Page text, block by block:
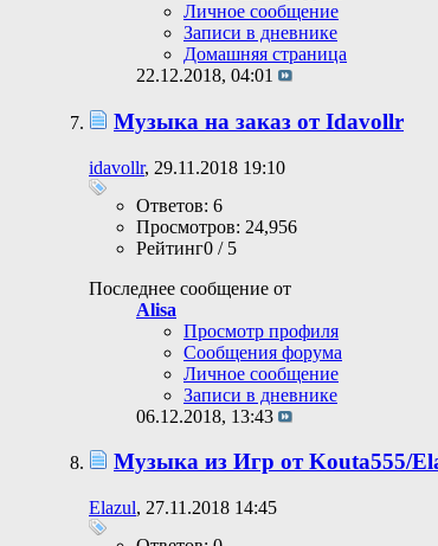
Личное сообщение
Записи в дневнике
Домашняя страница
22.12.2018, 04:01
Музыка на заказ от Idavollr
idavollr, 29.11.2018 19:10
Ответов: 6
Просмотров: 24,956
Рейтинг0 / 5
Последнее сообщение от
Alisa
Просмотр профиля
Сообщения форума
Личное сообщение
Записи в дневнике
06.12.2018, 13:43
Музыка из Игр от Kouta555/
Elazul, 27.11.2018 14:45